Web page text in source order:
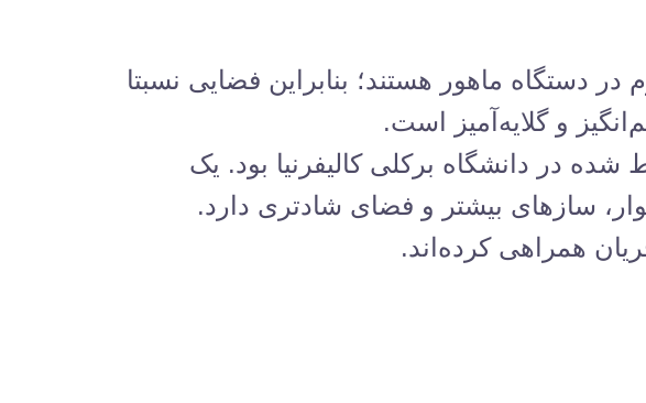
دستگاه ماهور هستند؛ بنابراین فضایی نسبتا
و گلایه‌آمیز است.
در دانشگاه برکلی کالیفرنیا بود. یک
سازهای بیشتر و فضای شادتری دارد.
همراهی کرده‌اند.